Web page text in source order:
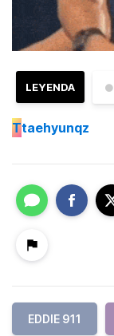
●
LEYENDA
Ttaehyunqz
EDDIE 911